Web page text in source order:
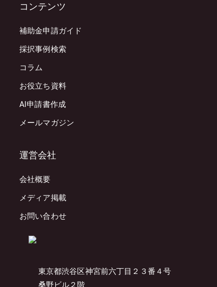
東京都渋谷区神宮前六丁目２３番４号
桑野ビル２階
コンテンツ
補助金申請ガイド
採択事例検索
コラム
お役立ち資料
AI申請書作成
メールマガジン
運営会社
会社概要
メディア掲載
お問い合わせ